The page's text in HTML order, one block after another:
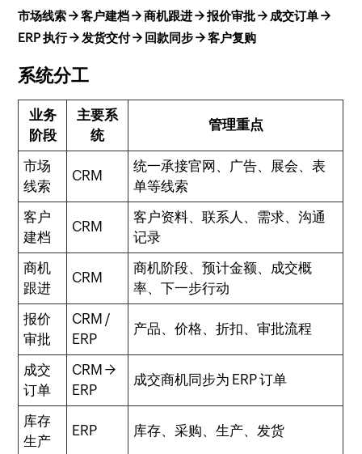
市场线索 → 客户建档 → 商机跟进 → 报价审批 → 成交订单 →
ERP 执行 → 发货交付 → 回款同步 → 客户复购
系统分工
业务
阶段
主要系
统
管理重点
市场
线索
CRM
统一承接官网、广告、展会、表
单等线索
客户
建档
CRM
客户资料、联系人、需求、沟通
记录
商机
跟进
CRM
商机阶段、预计金额、成交概
率、下一步行动
报价
审批
CRM /
ERP
产品、价格、折扣、审批流程
成交
订单
CRM →
ERP
成交商机同步为 ERP 订单
库存
生产
ERP 库存、采购、生产、发货